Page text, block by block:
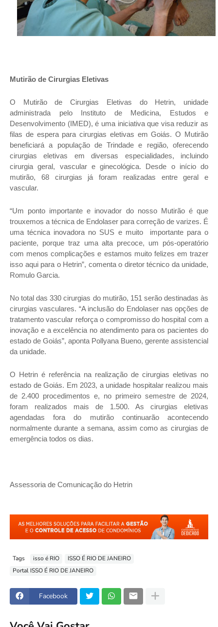
Mutirão de Cirurgias Eletivas
O Mutirão de Cirurgias Eletivas do Hetrin, unidade
administrada pelo Instituto de Medicina, Estudos e
Desenvolvimento (IMED), é uma iniciativa que visa reduzir as
filas de espera para cirurgias eletivas em Goiás. O Mutirão
beneficiará a população de Trindade e região, oferecendo
cirurgias eletivas em diversas especialidades, incluindo
cirurgia geral, vascular e ginecológica. Desde o início do
mutirão, 68 cirurgias já foram realizadas entre geral e
vascular.
“Um ponto importante e inovador do nosso Mutirão é que
trouxemos a técnica de Endolaser para correção de varizes. É
uma técnica inovadora no SUS e muito
importante para o
paciente, porque traz uma alta precoce, um pós-operatório
com menos complicações e estamos muito felizes em trazer
isso aqui para o Hetrin”, comenta o diretor técnico da unidade,
Romulo Garcia.
No total das 330 cirurgias do mutirão, 151 serão destinadas às
cirurgias vasculares. “A inclusão do Endolaser nas opções de
tratamento vascular reforça o compromisso do hospital com a
inovação e a excelência no atendimento para os pacientes do
estado de Goiás”, aponta Pollyana Bueno, gerente assistencial
da unidade.
O Hetrin é referência na realização de cirurgias eletivas no
estado de Goiás. Em 2023, a unidade hospitalar realizou mais
de 2.400 procedimentos e, no primeiro semestre de 2024,
foram realizados mais de 1.500. As cirurgias eletivas
agendadas fora do mutirão continuarão acontecendo
normalmente durante a semana, assim como as cirurgias de
emergência todos os dias.
Assessoria de Comunicação do Hetrin
Tags isso é RIO
ISSO É RIO DE JANEIRO
Portal ISSO É RIO DE JANEIRO
Facebook